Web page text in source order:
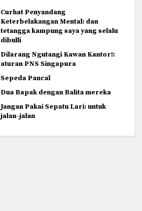
Curhat Penyandang
Keterbelakangan Mental: dan
tetangga kampung saya yang selalu
dibulli
Dilarang Ngutangi Kawan Kantor!:
aturan PNS Singapura
Sepeda Pancal
Dua Bapak dengan Balita mereka
Jangan Pakai Sepatu Lari: untuk
jalan-jalan